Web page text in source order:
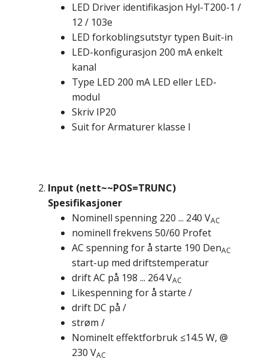
LED Driver identifikasjon Hyl-T200-1 /
12 / 103e
LED forkoblingsutstyr typen Buit-in
LED-konfigurasjon 200 mA enkelt
kanal
Type LED 200 mA LED eller LED-
modul
Skriv IP20
Suit for Armaturer klasse I
Input (nett~~POS=TRUNC)
Spesifikasjoner
Nominell spenning 220 ... 240 VAC
nominell frekvens 50/60 Profet
AC spenning for å starte 190 DenAC
start-up med driftstemperatur
drift AC på 198 ... 264 VAC
Likespenning for å starte /
drift DC på /
strøm /
Nominelt effektforbruk ≤14.5 W, @
230 VAC